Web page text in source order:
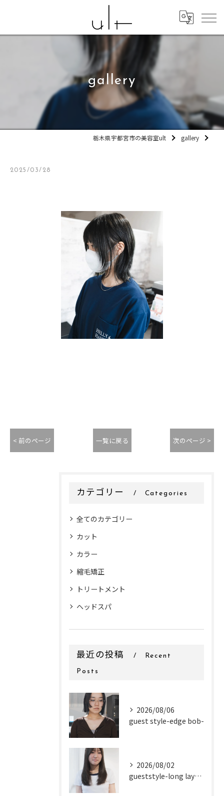
gallery
栃木県宇都宮市の美容室ult gallery
2025/03/28
< 前のページ 一覧に戻る 次のページ >
カテゴリー Categories
全てのカテゴリー
カット
カラー
縮毛矯正
トリートメント
ヘッドスパ
最近の投稿 Recent
Posts
2026/08/06
guest style-edge bob-
2026/08/02
gueststyle-long layer-